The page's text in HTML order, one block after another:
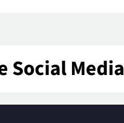
Media